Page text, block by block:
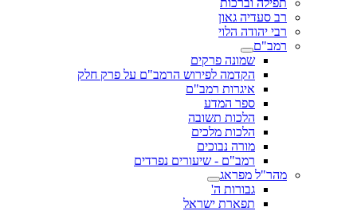
תפילה וברכות
רב סעדיה גאון
רבי יהודה הלוי
רמב"ם
שמונה פרקים
הקדמה לפירוש הרמב"ם על פרק חלק
איגרות רמב"ם
ספר המדע
הלכות תשובה
הלכות מלכים
מורה נבוכים
רמב"ם - שיעורים נפרדים
מהר"ל מפראג
גבורות ה'
תפארת ישראל